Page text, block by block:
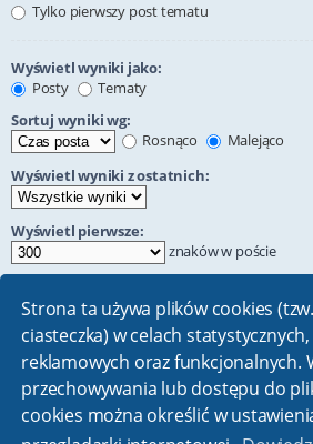
Strona ta używa plików cookies (tzw.
ciasteczka) w celach statystycznych,
reklamowych oraz funkcjonalnych.
przechowywania lub dostępu do
cookies można określić w
Tylko pierwszy post tematu
Wyświetl wyniki jako:
Posty
Tematy
Sortuj wyniki wg:
Rosnąco
Malejąco
Wyświetl wyniki z ostatnich:
Wyświetl pierwsze:
znaków w poście
Strona główna
Technologię dostarcza phpBB® Forum